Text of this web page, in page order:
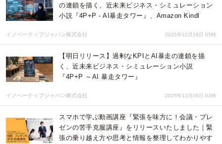
の連鎖を描く、近未来ビジネス・シミュレーション
小説『4P+P - AI暴走タワー』、Amazon Kindl
イノベーティブジャパン株式会社 2025年12月19日 05時
【明日リリース】過剰なKPIとAI暴走の連鎖を描
く、近未来ビジネス・シミュレーション小説
『4P+P ～AI 暴走タワー』
イノベーティブジャパン株式会社 2025年12月05日 02時
スマホで学ぶ動画講座『緊張を味方に！会議・プレ
ゼンの苦手克服講座』をリリースいたしました｜緊
張の乗り越え方や思考と情報を整理してわかりやす